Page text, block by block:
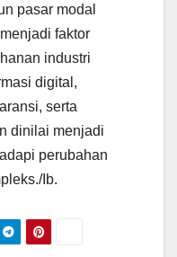
pasar modal
faktor
industri
digital,
serta
dinilai menjadi
perubahan
Ib.